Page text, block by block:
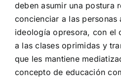
deben asumir una postura
concienciar a las personas
ideología opresora, con el
a las clases oprimidas y
que les mantiene
concepto de educación